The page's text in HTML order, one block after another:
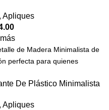
, Apliques
de Madera Minimalista de
perfecta para quienes
De Plástico Minimalista
, Apliques